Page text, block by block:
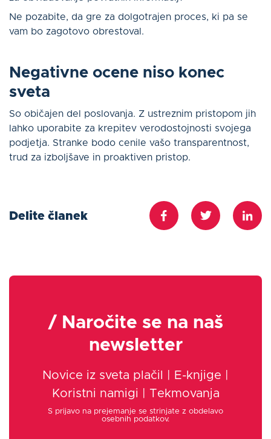
Ne pozabite, da gre za dolgotrajen proces, ki pa se
vam bo zagotovo obrestoval.
Negativne ocene niso konec
sveta
So običajen del poslovanja. Z ustreznim pristopom jih
lahko uporabite za krepitev verodostojnosti svojega
podjetja. Stranke bodo cenile vašo transparentnost,
trud za izboljšave in proaktiven pristop.
Delite članek
/ Naročite se na naš
newsletter
Novice iz sveta plačil | E-knjige |
Koristni namigi | Tekmovanja
S prijavo na prejemanje se strinjate z obdelavo
osebnih podatkov.